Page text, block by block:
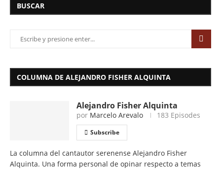
BUSCAR
COLUMNA DE ALEJANDRO FISHER ALQUINTA
Alejandro Fisher Alquinta
por Marcelo Arevalo 183 Episodes
Subscribe
La columna del cantautor serenense Alejandro Fisher
Alquinta. Una forma personal de opinar respecto a temas